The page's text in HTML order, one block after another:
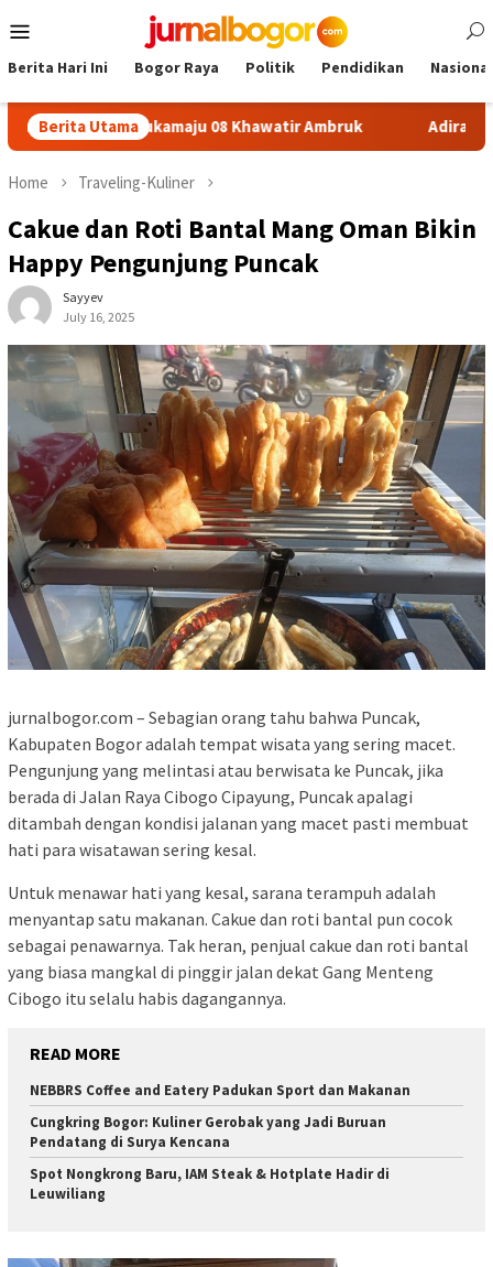
to
Menu
Berita Hari Ini Bogor Raya Politik Pendidikan Nasional
Berita Utama
Sukamaju 08 Khawatir Ambruk Adira Expo
Home Traveling-Kuliner
Cakue dan Roti Bantal Mang Oman Bikin
Happy Pengunjung Puncak
Sayyev
July 16, 2025
jurnalbogor.com – Sebagian orang tahu bahwa Puncak,
Kabupaten Bogor adalah tempat wisata yang sering macet.
Pengunjung yang melintasi atau berwisata ke Puncak, jika
berada di Jalan Raya Cibogo Cipayung, Puncak apalagi
ditambah dengan kondisi jalanan yang macet pasti membuat
hati para wisatawan sering kesal.
Untuk menawar hati yang kesal, sarana terampuh adalah
menyantap satu makanan. Cakue dan roti bantal pun cocok
sebagai penawarnya. Tak heran, penjual cakue dan roti bantal
yang biasa mangkal di pinggir jalan dekat Gang Menteng
Cibogo itu selalu habis dagangannya.
READ MORE
NEBBRS Coffee and Eatery Padukan Sport dan Makanan
Cungkring Bogor: Kuliner Gerobak yang Jadi Buruan
Pendatang di Surya Kencana
Spot Nongkrong Baru, IAM Steak & Hotplate Hadir di
Leuwiliang